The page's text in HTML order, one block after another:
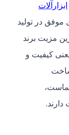
ابزارآلات
موفق در تولید
مزیت برند
کیفیت و